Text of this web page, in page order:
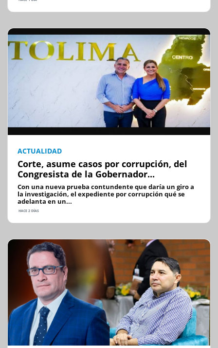
ACTUALIDAD
Corte, asume casos por corrupción, del
Congresista de la Gobernador...
Con una nueva prueba contundente que daría un giro a
la investigación, el expediente por corrupción qué se
adelanta en un...
HACE 2 DÍAS